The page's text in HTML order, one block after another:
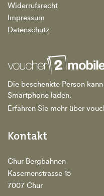
Widerrufsrecht
Impressum
Datenschutz
Die beschenkte Person
Smartphone laden.
Erfahren Sie mehr über
Kontakt
Chur Bergbahnen
Kasernenstrasse 15
7007 Chur